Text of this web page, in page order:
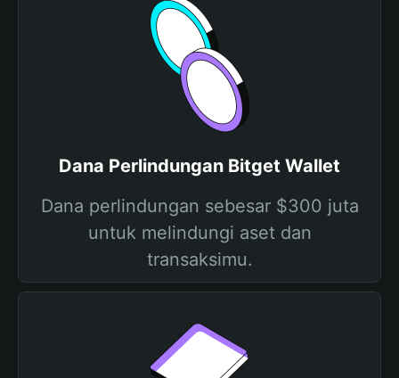
Dana Perlindungan Bitget Wallet
Dana perlindungan sebesar $300 juta
untuk melindungi aset dan
transaksimu.